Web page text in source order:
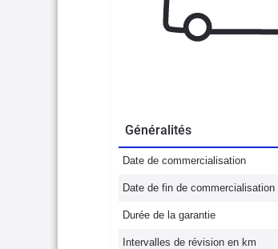
Généralités
Date de commercialisation
Date de fin de commercialisation
Durée de la garantie
Intervalles de révision en km